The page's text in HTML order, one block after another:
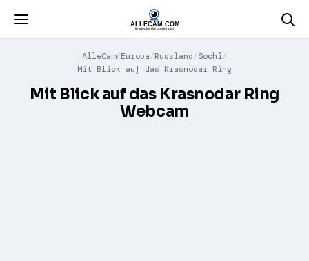
AlleCam Europa Russland Sochi
Mit Blick auf das Krasnodar Ring
Mit Blick auf das Krasnodar Ring
Webcam